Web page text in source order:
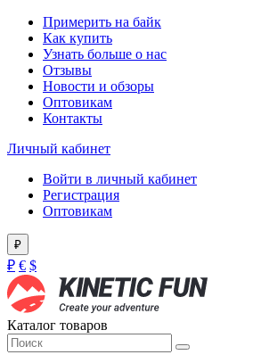
Примерить на байк
Как купить
Узнать больше о нас
Отзывы
Новости и обзоры
Оптовикам
Контакты
Личный кабинет
Войти в личный кабинет
Регистрация
Оптовикам
₽
₽ € $
Каталог товаров